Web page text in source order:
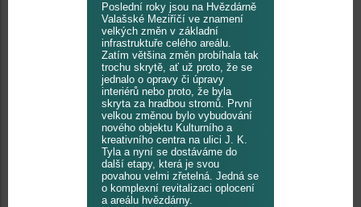
Poslední roky jsou na Hvězdárně
Valašské Meziříčí ve znamení
velkých změn v základní
infrastruktuře celého areálu.
Zatím většina změn probíhala tak
trochu skrytě, ať už proto, že se
jednalo o opravy či úpravy
interiérů nebo proto, že byla
skryta za hradbou stromů. První
velkou změnou bylo vybudování
nového objektu Kulturního a
kreativního centra na ulici J. K.
Tyla a nyní se dostáváme do
další etapy, která je svou
povahou velmi zřetelná. Jedná se
o komplexní revitalizaci oplocení
a areálu hvězdárny.